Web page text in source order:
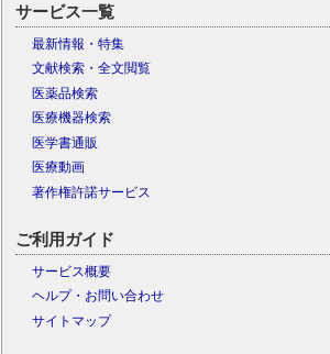
サービス一覧
最新情報・特集
文献検索・全文閲覧
医薬品検索
医療機器検索
医学書通販
医療動画
著作権許諾サービス
ご利用ガイド
サービス概要
ヘルプ・お問い合わせ
サイトマップ